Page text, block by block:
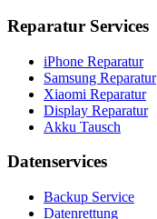
Reparatur Services
iPhone Reparatur
Samsung Reparatur
Xiaomi Reparatur
Display Reparatur
Akku Tausch
Datenservices
Backup Service
Datenrettung